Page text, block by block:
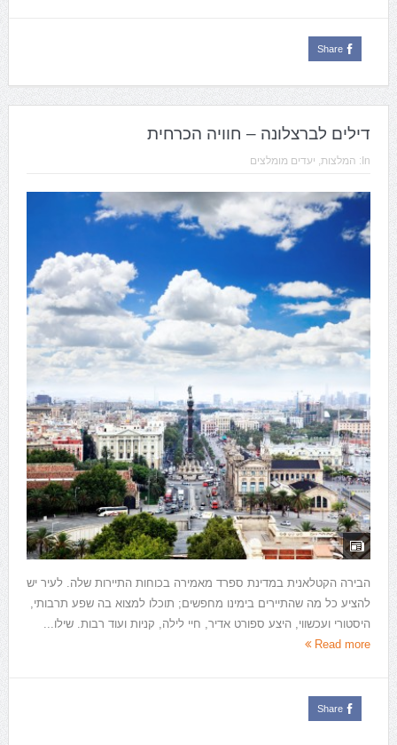
Share
דילים לברצלונה – חוויה הכרחית
In: המלצות, יעדים מומלצים
הבירה הקטלאנית במדינת ספרד מאמירה בכוחות התיירות שלה. לעיר יש
להציע כל מה שהתיירים בימינו מחפשים; תוכלו למצוא בה שפע תרבותי,
היסטורי ועכשווי, היצע ספורט אדיר, חיי לילה, קניות ועוד רבות. שילו...
Read more
Share